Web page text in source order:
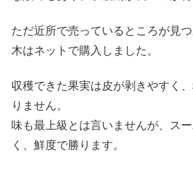
ただ近所で売っているところが見
木はネットで購入しました。
収穫できた果実は皮が剥きやすく
りません。
味も最上級とは言いませんが、ス
く、鮮度で勝ります。